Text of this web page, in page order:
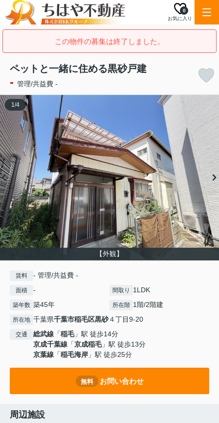
お気に入り
0
この物件の募集は終了しました。
ペットと一緒に住める黒砂戸建
- 管理/共益費 -
【外観】
1/4
賃料 - 管理/共益費 -
面積 - 間取り 1LDK
築年数 築45年 所在階 1階/2階建
所在地 千葉県千葉市稲毛区黒砂４丁目9-20
交通 総武線 「稲毛」駅 徒歩14分
京成千葉線 「京成稲毛」駅 徒歩13分
京葉線 「稲毛海岸 」駅 徒歩25分
無料 お問い合わせ
周辺施設